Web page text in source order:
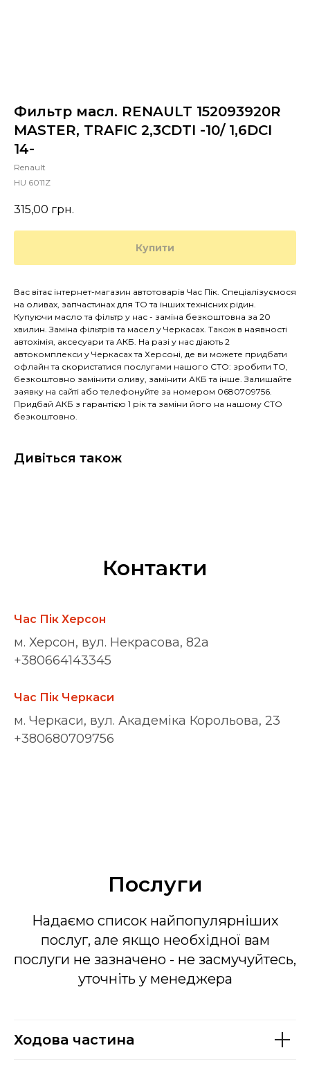
Фильтр масл. RENAULT 152093920R
MASTER, TRAFIC 2,3CDTI -10/ 1,6DCI
14-
Renault
HU 6011Z
315,00 грн.
Купити
Вас вітає інтернет-магазин автотоварів Час Пік. Спеціалізуємося
на оливах, запчастинах для ТО та інших технісних рідин.
Купуючи масло та фільтр у нас - заміна безкоштовна за 20
хвилин. Заміна фільтрів та масел у Черкасах. Також в наявності
автохімія, аксесуари та АКБ. На разі у нас діають 2
автокомплекси у Черкасах та Херсоні, де ви можете придбати
офлайн та скористатися послугами нашого СТО: зробити ТО,
безкоштовно замінити оливу, замінити АКБ та інше. Залишайте
заявку на сайті або телефонуйте за номером 0680709756.
Придбай АКБ з гарантією 1 рік та заміни його на нашому СТО
безкоштовно.
Дивіться також
Контакти
Час Пік Херсон
м. Херсон, вул. Некрасова, 82а
+380664143345
Час Пік Черкаси
м. Черкаси, вул. Академіка Корольова, 23
+380680709756
Послуги
Надаємо список найпопулярніших
послуг, але якщо необхідної вам
послуги не зазначено - не засмучуйтесь,
уточніть у менеджера
Ходова частина